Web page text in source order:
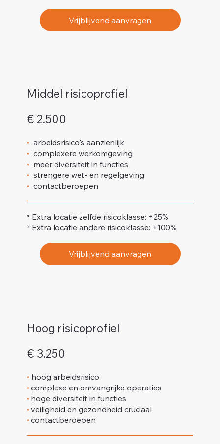
Vrijblijvend aanvragen
Middel risicoprofiel
€ 2.500
• arbeidsrisico's aanzienlijk
• complexere werkomgeving
• meer diversiteit in functies
• strengere wet- en regelgeving
• contactberoepen
* Extra locatie zelfde risicoklasse: +25%
* Extra locatie andere risicoklasse: +100%
Vrijblijvend aanvragen
Hoog risicoprofiel
€ 3.250
• hoog arbeidsrisico
• complexe en omvangrijke operaties
• hoge diversiteit in functies
• veiligheid en gezondheid cruciaal
• contactberoepen